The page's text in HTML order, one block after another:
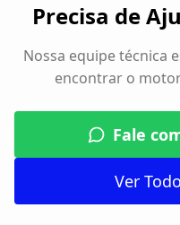
Precisa de
Nossa equipe técnica
encontrar o
Fale
Ver